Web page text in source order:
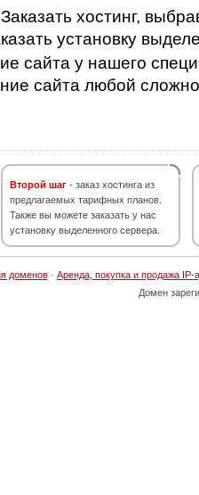
Заказать хостинг,
установку
сайта у нашего
сайта любой
Второй шаг - заказ хостинга из
предлагаемых тарифных планов.
Также вы можете заказать у нас
установку выделенного сервера.
доменов· Аренда, покупка и продажа IP-
Домен